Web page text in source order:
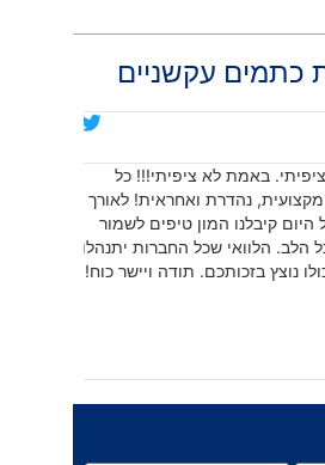
כתמים עקשניים
באמת לא ציפיתי!!! כל
נהדרת ואחראית! לאורך
קיבלנו המון טיפים לשמור
הלב. הלוואי שכל החברות יתנהלו
נוצץ בזכותכם. תודה ויישר כוח!